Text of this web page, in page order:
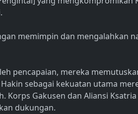
memimpin dan mengalahkan
pencapaian, mereka
sebagai kekuatan utama
Korps Gakusen dan Aliansi
dukungan.